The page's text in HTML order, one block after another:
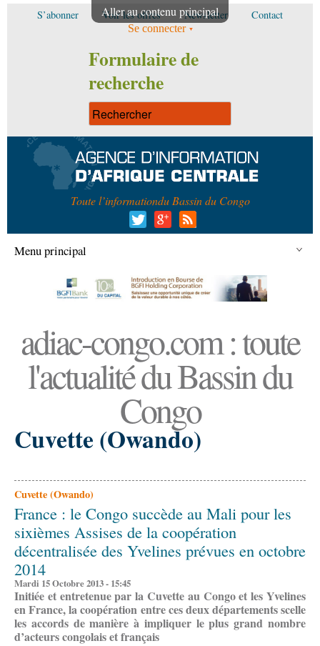
Aller au contenu principal
S’abonner Voir les offres Newsletter Contact
Se connecter
Formulaire de
recherche
Toute l’informationdu Bassin du Congo
Menu principal
adiac-congo.com : toute
l'actualité du Bassin du
Congo
Cuvette (Owando)
Cuvette (Owando)
France : le Congo succède au Mali pour les
sixièmes Assises de la coopération
décentralisée des Yvelines prévues en octobre
2014
Mardi 15 Octobre 2013 - 15:45
Initiée et entretenue par la Cuvette au Congo et les Yvelines
en France, la coopération entre ces deux départements scelle
les accords de manière à impliquer le plus grand nombre
d’acteurs congolais et français